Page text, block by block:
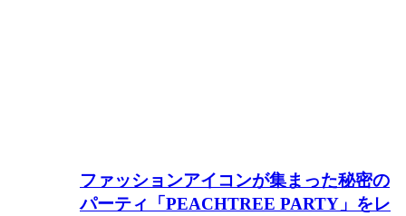
ファッションアイコンが集まった秘密の
パーティ「PEACHTREE PARTY」をレ